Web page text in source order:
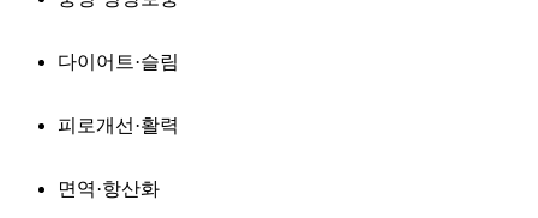
다이어트·슬림
피로개선·활력
면역·항산화